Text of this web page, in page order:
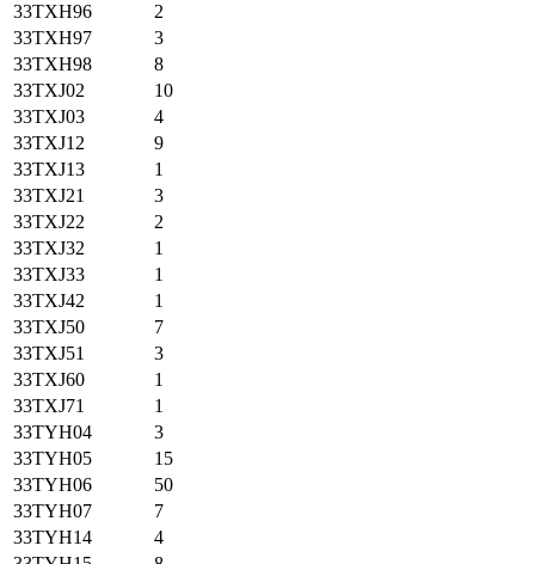
33TXH96
2
33TXH97
3
33TXH98
8
33TXJ02
10
33TXJ03
4
33TXJ12
9
33TXJ13
1
33TXJ21
3
33TXJ22
2
33TXJ32
1
33TXJ33
1
33TXJ42
1
33TXJ50
7
33TXJ51
3
33TXJ60
1
33TXJ71
1
33TYH04
3
33TYH05
15
33TYH06
50
33TYH07
7
33TYH14
4